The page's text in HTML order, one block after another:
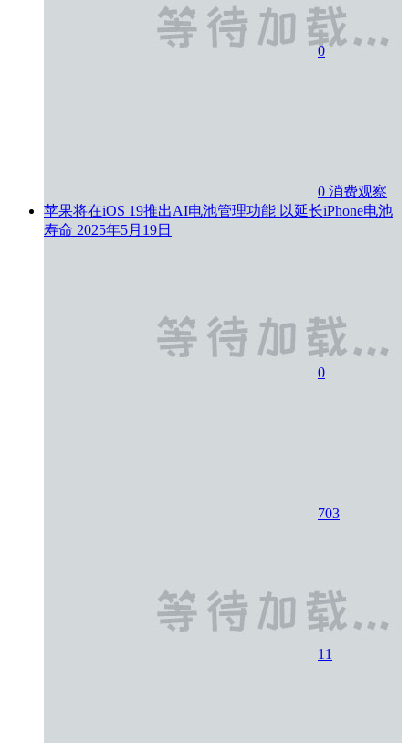
0
0 消费观察
苹果将在iOS 19推出AI电池管理功能 以延长iPhone电池
寿命 2025年5月19日
0
703
11